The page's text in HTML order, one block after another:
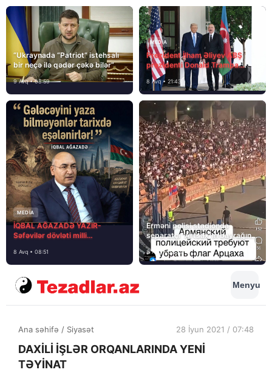
“Ukraynada “Patriot” istehsalı
bir neçə ilə qədər çəkə bilər”
9 Avq • 08:59
MEDİA
Prezident İlham Əliyev ABŞ
prezidenti Donald Trampa
məktubunda yazıb ki…
8 Avq • 21:43
MEDİA
İQBAL AĞAZADƏ YAZIR-
Səfəvilər dövləti milli
8 Avq • 08:51
Erməni polisi stadionda
separatçı “Artsax”ın bayrağını
müsadirə etdi və…
8 Avq • 08:39
Menyu
Ana səhifə / Siyasət 28 İyun 2021 / 07:48
DAXİLİ İŞLƏR ORQANLARINDA YENİ
TƏYİNAT